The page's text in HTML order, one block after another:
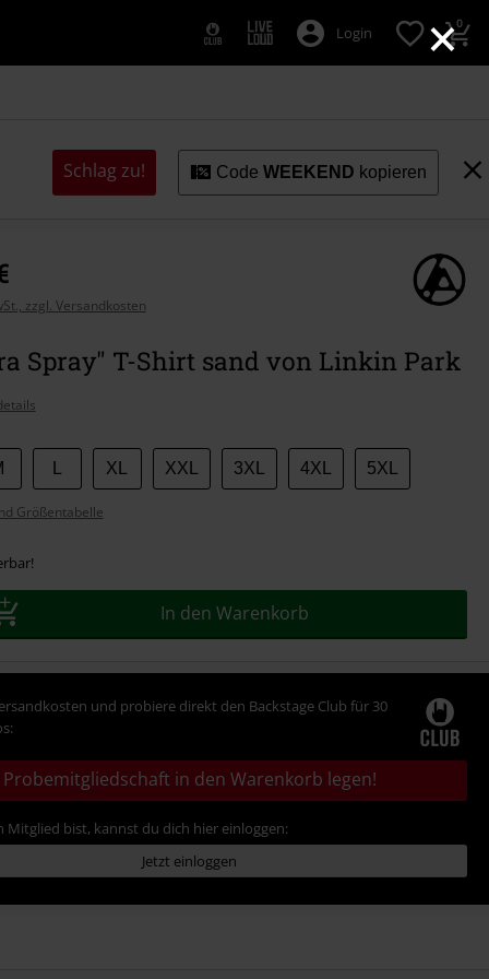
×
Login 0
Schlag zu! CodeWEEKEND kopieren
zzgl. Versandkosten
Spray" T-Shirt sand von Linkin Park
XL XXL 3XL 4XL 5XL
Größentabelle
In den Warenkorb
und probiere direkt den Backstage Club für 30
Probemitgliedschaft in den Warenkorb legen!
Mitglied bist, kannst du dich hier einloggen:
Jetzt einloggen